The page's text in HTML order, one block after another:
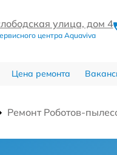
улица, дом 4
центра Aquaviva
Цена ремонта
Ремонт Роботов-